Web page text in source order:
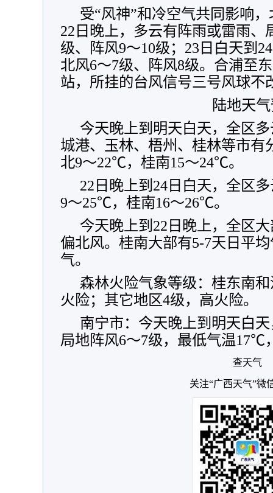
受“风神”和冷空气共同影响
22日晚上，多云有阵雨或雷雨、
级、阵风9～10级；23日白天到
北风6～7级、阵风8级。合浦至
站，所挂的台风信号三号风球不
陆地天
今天晚上到明天白天，全区
城港、玉林、梧州、桂林等市有
北9～22℃，桂南15～24℃。
22日晚上到24日白天，全区
9～25℃，桂南16～26℃。
今天晚上到22日晚上，全区
偏北风。桂南大部有5-7天日平
气。
森林火险气象等级：桂东南
火险；其它地区4级，高火险。
南宁市：今天晚上到明天白
局地阵风6～7级，最低气温17℃
查天气
关注“广西天气”微